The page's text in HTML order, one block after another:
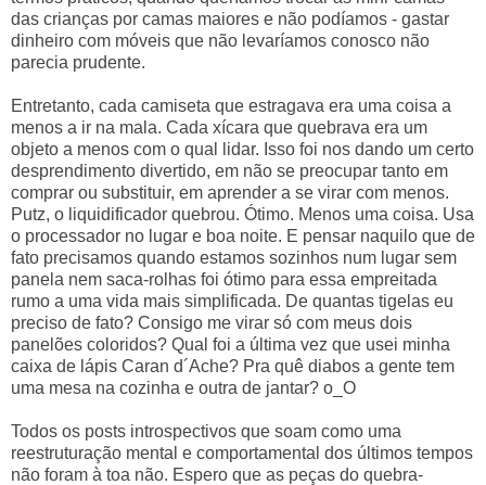
das crianças por camas maiores e não podíamos - gastar
dinheiro com móveis que não levaríamos conosco não
parecia prudente.
Entretanto, cada camiseta que estragava era uma coisa a
menos a ir na mala. Cada xícara que quebrava era um
objeto a menos com o qual lidar. Isso foi nos dando um certo
desprendimento divertido, em não se preocupar tanto em
comprar ou substituir, em aprender a se virar com menos.
Putz, o liquidificador quebrou. Ótimo. Menos uma coisa. Usa
o processador no lugar e boa noite. E pensar naquilo que de
fato precisamos quando estamos sozinhos num lugar sem
panela nem saca-rolhas foi ótimo para essa empreitada
rumo a uma vida mais simplificada. De quantas tigelas eu
preciso de fato? Consigo me virar só com meus dois
panelões coloridos? Qual foi a última vez que usei minha
caixa de lápis Caran d´Ache? Pra quê diabos a gente tem
uma mesa na cozinha e outra de jantar? o_O
Todos os posts introspectivos que soam como uma
reestruturação mental e comportamental dos últimos tempos
não foram à toa não. Espero que as peças do quebra-